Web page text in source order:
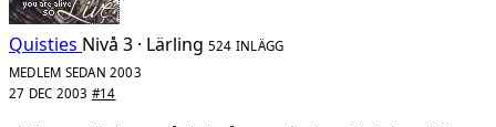
Quisties Nivå 3 · Lärling 524 INLÄGG
MEDLEM SEDAN 2003
27 DEC 2003 #14